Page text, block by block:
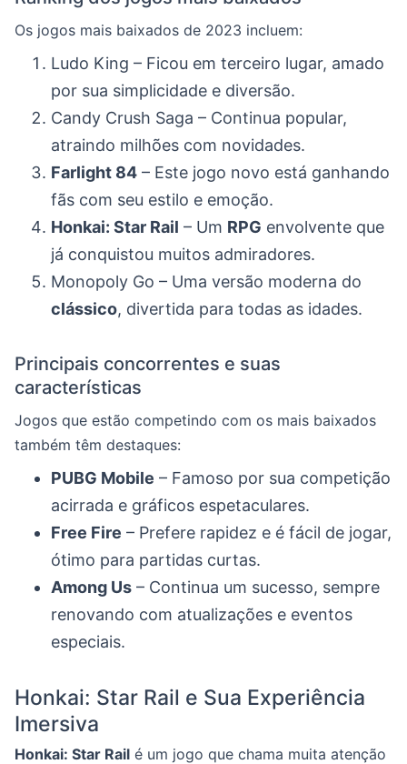
Os jogos mais baixados de 2023 incluem:
Ludo King – Ficou em terceiro lugar, amado
por sua simplicidade e diversão.
Candy Crush Saga – Continua popular,
atraindo milhões com novidades.
Farlight 84 – Este jogo novo está ganhando
fãs com seu estilo e emoção.
Honkai: Star Rail – Um RPG envolvente que
já conquistou muitos admiradores.
Monopoly Go – Uma versão moderna do
clássico, divertida para todas as idades.
Principais concorrentes e suas
características
Jogos que estão competindo com os mais baixados
também têm destaques:
PUBG Mobile – Famoso por sua competição
acirrada e gráficos espetaculares.
Free Fire – Prefere rapidez e é fácil de jogar,
ótimo para partidas curtas.
Among Us – Continua um sucesso, sempre
renovando com atualizações e eventos
especiais.
Honkai: Star Rail e Sua Experiência
Imersiva
Honkai: Star Rail é um jogo que chama muita atenção